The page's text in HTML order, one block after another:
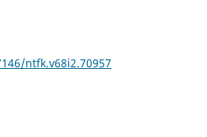
ntfk.v68i2.70957